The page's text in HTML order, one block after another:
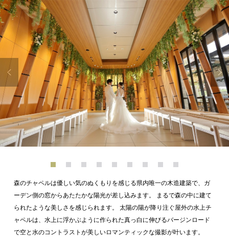
森のチャペルは優しい気のぬくもりを感じる県内唯一の木造建築で、ガ
ーデン側の窓からあたたかな陽光が差し込みます。 まるで森の中に建て
られたような美しさを感じられます。 太陽の陽が降り注ぐ屋外の水上チ
ャペルは、水上に浮かぶように作られた真っ白に伸びるバージンロード
で空と水のコントラストが美しいロマンティックな撮影が叶います。